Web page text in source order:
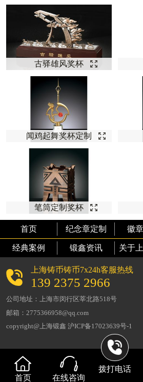
古驿雄风奖杯
闻鸡起舞奖杯定制
笔筒定制奖杯
首页 纪念章定制 徽
经典案例 锻鑫资讯 关于
上海铸币铸币7x24h客服热线
139 2375 2966
公司地址：上海市闵行区莘北路518号
邮箱：2775366958@qq.com
copyright@上海锻鑫 沪ICP备17023639号-1
首页 在线咨询
拨打电话